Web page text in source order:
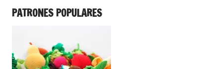
PATRONES POPULARES